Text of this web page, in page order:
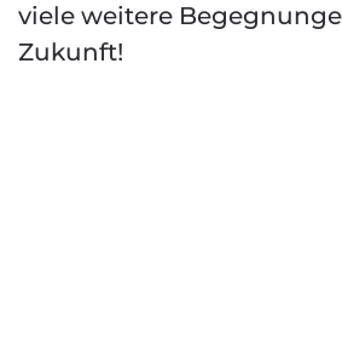
viele weitere
Zukunft!